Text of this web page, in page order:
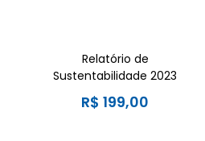
Relatório de
Sustentabilidade 2023
R$ 199,00